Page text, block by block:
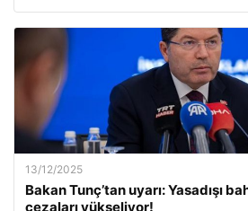
13/12/2025
Bakan Tunç’tan uyarı: Yasadışı
cezaları yükseliyor!